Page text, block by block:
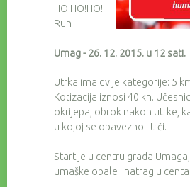
HO!HO!HO!
Run
Umag - 26. 12. 2015. u 12 sati.
Utrka ima dvije kategorije: 5
Kotizacija iznosi 40 kn.
okrijepa, obrok nakon utrke,
u kojoj se obavezno i trči.
Start je u centru grada
umaške obale i natrag u